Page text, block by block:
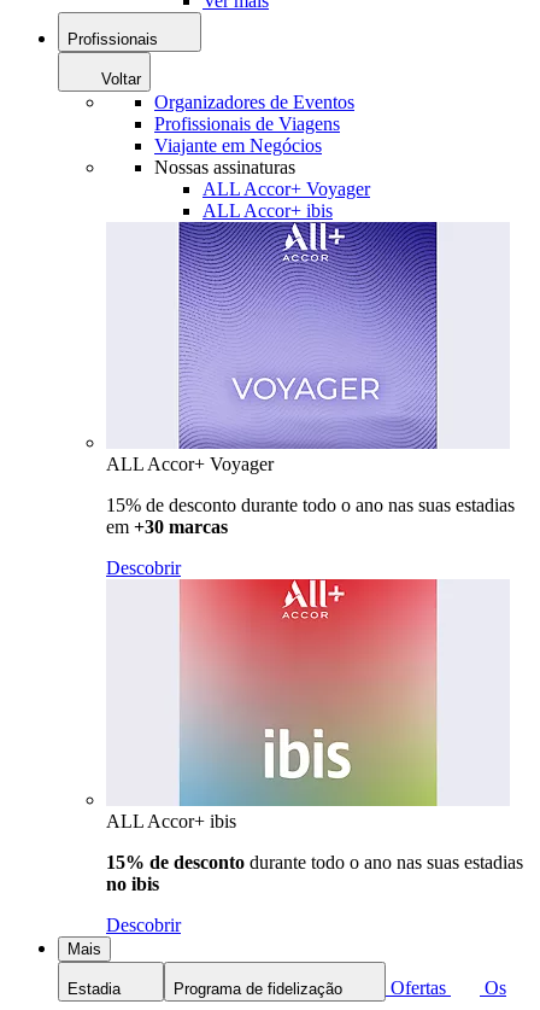
Profissionais
Voltar
Organizadores de Eventos
Profissionais de Viagens
Viajante em Negócios
Nossas assinaturas
ALL Accor+ Voyager
ALL Accor+ ibis
ALL Accor+ Voyager
15% de desconto durante todo o ano nas suas estadias
em +30 marcas
Descobrir
ALL Accor+ ibis
15% de desconto durante todo o ano nas suas estadias
no ibis
Descobrir
Mais
Estadia Programa de fidelização Ofertas
Os